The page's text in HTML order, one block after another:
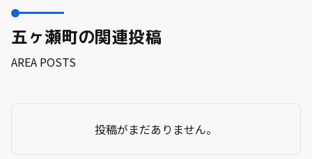
五ヶ瀬町の関連投稿
AREA POSTS
投稿がまだありません。